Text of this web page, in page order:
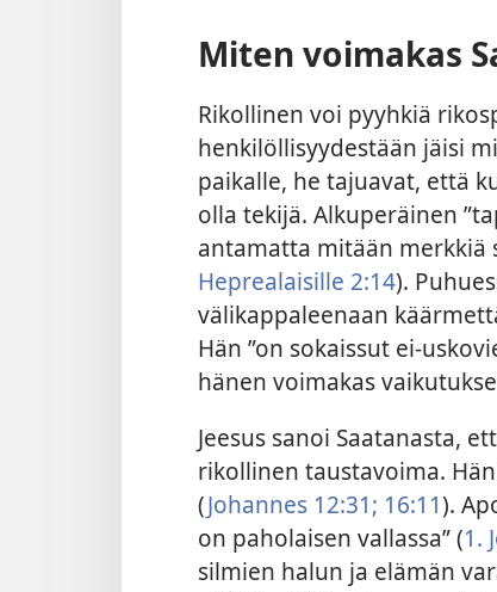
Miten voimakas
Rikollinen voi pyyhkiä
henkilöllisyydestään jäisi
paikalle, he tajuavat, että
olla tekijä. Alkuperäinen
antamatta mitään merkkiä
Heprealaisille 2:14).
välikappaleenaan
Hän ”on sokaissut ei-
hänen voimakas
Jeesus sanoi Saatanasta,
rikollinen taustavoima.
(Johannes 12:31; 16:11).
on paholaisen vallassa” (1.
silmien halun ja elämän